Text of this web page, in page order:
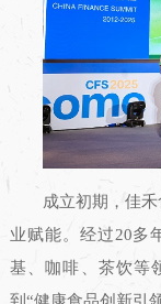
成立初期，佳
业赋能。经过20多
基、咖啡、茶饮等
到“健康食品创新引